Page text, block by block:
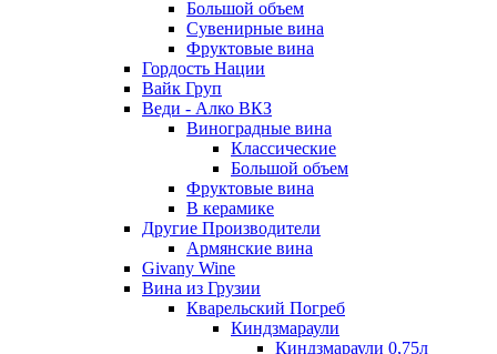
Большой объем
Сувенирные вина
Фруктовые вина
Гордость Нации
Вайк Груп
Веди - Алко ВКЗ
Виноградные вина
Классические
Большой объем
Фруктовые вина
В керамике
Другие Производители
Армянские вина
Givany Wine
Вина из Грузии
Кварельский Погреб
Киндзмараули
Киндзмараули 0,75л